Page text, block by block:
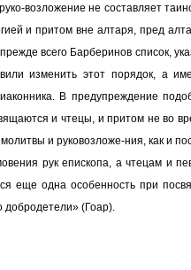
возложение не составляет
и притом вне алтаря, пред
всего Барберинов список,
изменить этот порядок, а
В предупреждение
и чтецы, и притом не во
и руковозложе-ния, как и
рук епископа, а чтецам и
еще одна особенность при
добродетели» (Гоар).